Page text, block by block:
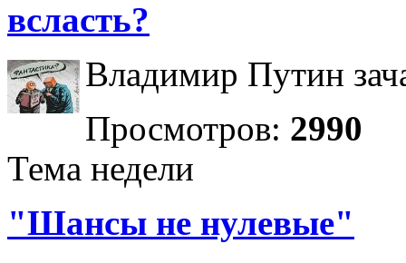
всласть?
Владимир Путин
Просмотров: 2990
Тема недели
"Шансы не нулевые"